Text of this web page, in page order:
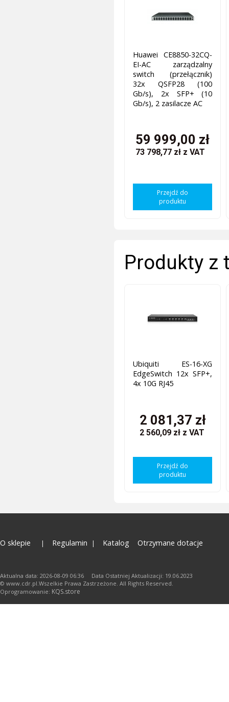
Huawei CE8850-32CQ-
EI-AC zarządzalny
switch (przełącznik)
32x QSFP28 (100
Gb/s), 2x SFP+ (10
Gb/s), 2 zasilacze AC
59 999,00 zł
73 798,77 zł z VAT
Przejdź do
produktu
Produkty z
Ubiquiti ES-16-XG
EdgeSwitch 12x SFP+,
4x 10G RJ45
2 081,37 zł
2 560,09 zł z VAT
Przejdź do
produktu
O sklepie Regulamin Katalog Otrzymane dotacje
Aktualna data: 2026-08-09 06:36 Data Ostatniej Aktualizacji: 19.06.2023
© www.cdr.pl.Wszelkie Prawa Zastrzeżone. All Rights Reserved.
Oprogramowanie: KQS.store